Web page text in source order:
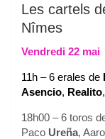
Les cartels
Nîmes
Vendredi 22 mai
11h – 6 erales de
Asencio, Realito
18h00 – 6 toros
Paco Ureña,